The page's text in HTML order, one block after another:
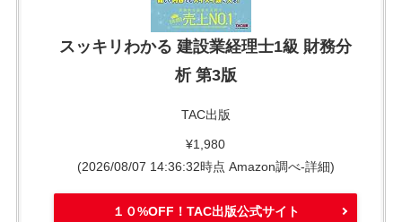
スッキリわかる 建設業経理士1級 財務分
析 第3版
TAC出版
¥1,980
(2026/08/07 14:36:32時点 Amazon調べ-詳細)
１０%OFF！TAC出版公式サイト